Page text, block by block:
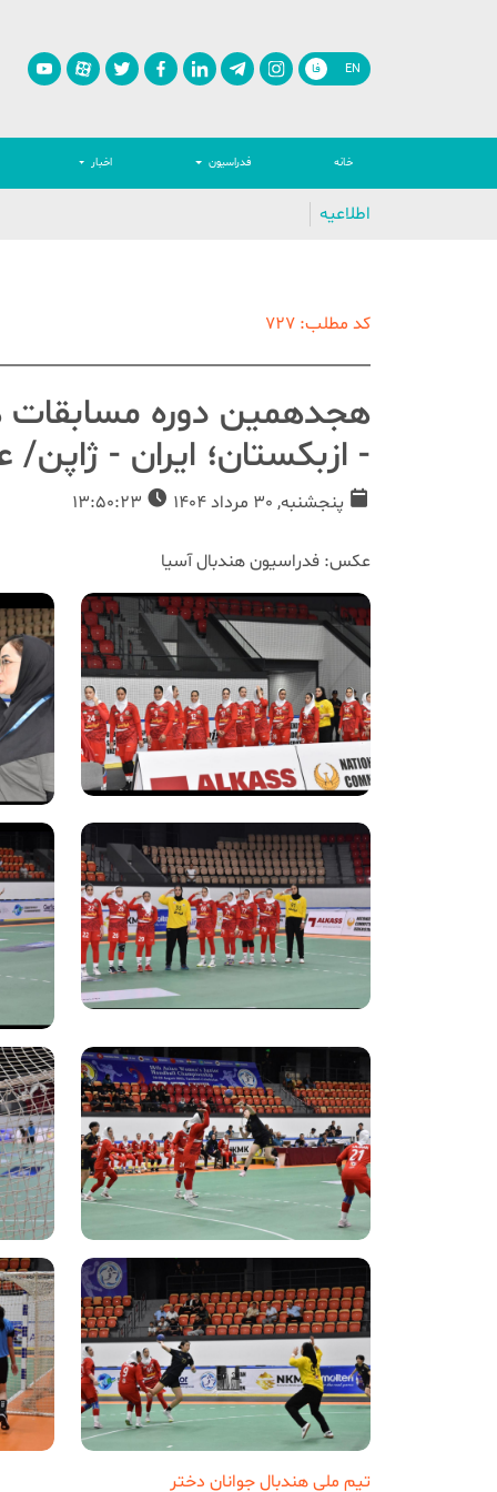
EN فا
خانه فدراسیون اخبار
اطلاعیه
کد مطلب: 727
- ازبکستان؛ ایران -
پنجشنبه, 30 مرداد 1404
عکس: فدراسیون هندبال آسیا
تیم ملی هندبال جوانان دختر